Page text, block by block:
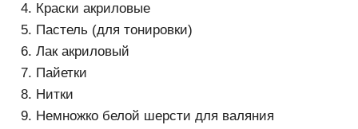
Краски акриловые
Пастель (для тонировки)
Лак акриловый
Пайетки
Нитки
Немножко белой шерсти для валяния